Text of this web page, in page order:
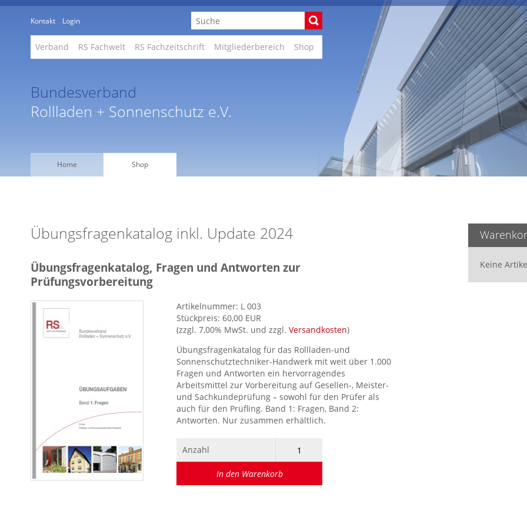
Kontakt Login
Verband RS Fachwelt RS Fachzeitschrift Mitgliederbereich Shop
Bundesverband
Rollladen + Sonnenschutz e.V.
Home Shop
Übungsfragenkatalog inkl. Update 2024
Übungsfragenkatalog, Fragen und Antworten zur
Prüfungsvorbereitung
Artikelnummer: L 003
Stückpreis: 60,00 EUR
(zzgl. 7,00% MwSt. und zzgl. Versandkosten)
Übungsfragenkatalog für das Rollladen-und
Sonnenschutztechniker-Handwerk mit weit über 1.000
Fragen und Antworten ein hervorragendes
Arbeitsmittel zur Vorbereitung auf Gesellen-, Meister-
und Sachkundeprüfung – sowohl für den Prüfer als
auch für den Prüfling. Band 1: Fragen, Band 2:
Antworten. Nur zusammen erhältlich.
Anzahl
Keine